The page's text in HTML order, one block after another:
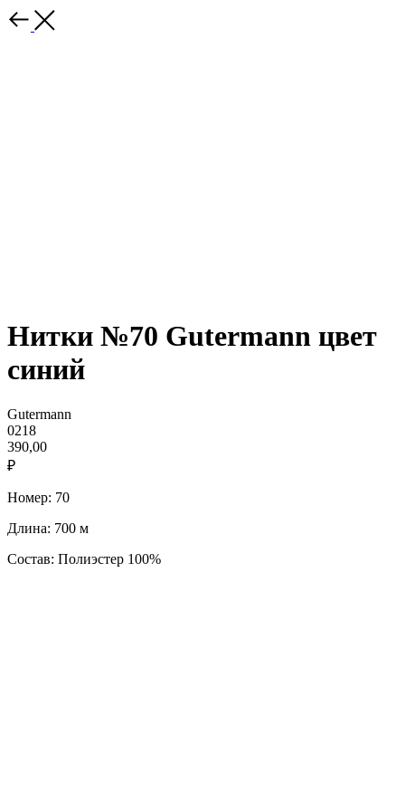
Нитки №70 Gutermann цвет
синий
Gutermann
0218
390,00
₽
Номер: 70
Длина: 700 м
Состав: Полиэстер 100%